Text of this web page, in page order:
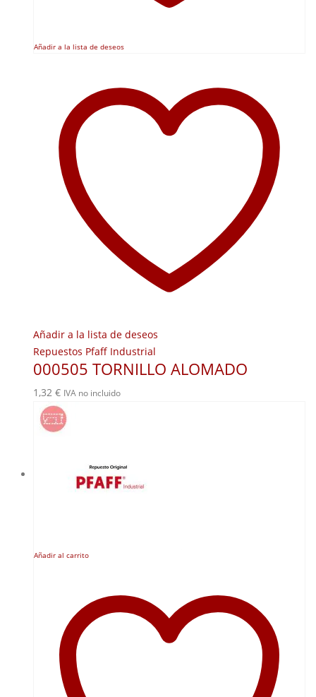
Añadir a la lista de deseos
Añadir a la lista de deseos
Repuestos Pfaff Industrial
000505 TORNILLO ALOMADO
1,32 € IVA no incluido
Añadir al carrito